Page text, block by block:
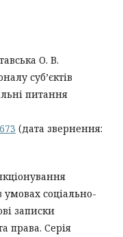
О. В.
суб’єктів
питання
(дата звернення:
умовах соціально-
записки
права. Серія